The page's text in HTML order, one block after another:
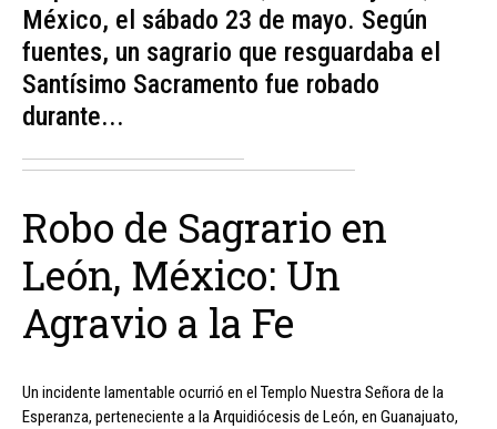
México, el sábado 23 de mayo. Según
fuentes, un sagrario que resguardaba el
Santísimo Sacramento fue robado
durante...
Robo de Sagrario en
León, México: Un
Agravio a la Fe
Un incidente lamentable ocurrió en el Templo Nuestra Señora de la
Esperanza, perteneciente a la Arquidiócesis de León, en Guanajuato,